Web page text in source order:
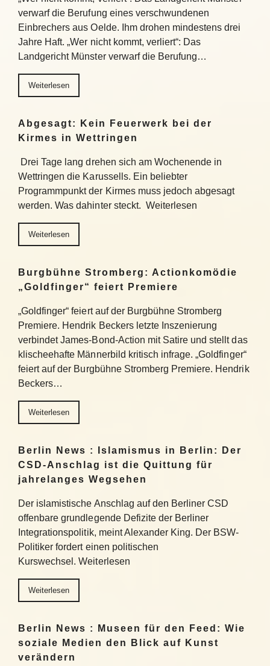
verwarf die Berufung eines verschwundenen
Einbrechers aus Oelde. Ihm drohen mindestens drei
Jahre Haft. „Wer nicht kommt, verliert“: Das
Landgericht Münster verwarf die Berufung…
Weiterlesen
Abgesagt: Kein Feuerwerk bei der
Kirmes in Wettringen
Drei Tage lang drehen sich am Wochenende in
Wettringen die Karussells. Ein beliebter
Programmpunkt der Kirmes muss jedoch abgesagt
werden. Was dahinter steckt. Weiterlesen
Weiterlesen
Burgbühne Stromberg: Actionkomödie
„Goldfinger“ feiert Premiere
„Goldfinger“ feiert auf der Burgbühne Stromberg
Premiere. Hendrik Beckers letzte Inszenierung
verbindet James-Bond-Action mit Satire und stellt das
klischeehafte Männerbild kritisch infrage. „Goldfinger“
feiert auf der Burgbühne Stromberg Premiere. Hendrik
Beckers…
Weiterlesen
Berlin News : Islamismus in Berlin: Der
CSD-Anschlag ist die Quittung für
jahrelanges Wegsehen
Der islamistische Anschlag auf den Berliner CSD
offenbare grundlegende Defizite der Berliner
Integrationspolitik, meint Alexander King. Der BSW-
Politiker fordert einen politischen
Kurswechsel. Weiterlesen
Weiterlesen
Berlin News : Museen für den Feed: Wie
soziale Medien den Blick auf Kunst
verändern